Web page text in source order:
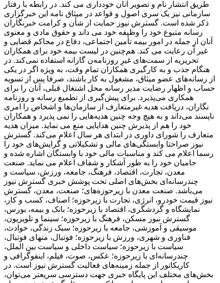
طریق انتشار نام و تصویر آنان خودداری می کند. در رابطه با رفتار
سازمانی نیز یک سری اصول و قواعد در میثاق نامه این خبرگزاری
ذکر شده است. گسترش نیوز حمایت از شأن و کرامت خبرنگاران
رسانه متبوع خود را وظیفه خود می داند و حقوق مادی و معنوی
آنان از جمله در امور بیمه تأمین اجتماعی، دفاع در محاکم قضایی و
غیر آن رعایت می کند. هم‌چنین در لیست بیمه خود برای همکاران
تحریریه از سمت‌های غیرِ روزنامه‌ن گارانه استفاده نمی‌کند. در
هنگام جذب و به کارگیری همکاران تمام وقت، به ‌ویژه اگر در یکی
از رسانه‌های عضو میثاق، مشغول به کار باشند، صرفا پس از تسویه‌
حساب و اظهار رضایت مدیر رسانه محل اشتغال قبلی، آنان را برای
همکاری می‌پذیرد. برای پیش‌گیری از تطمیع رسانه و روزنامه
‌نگاران، دریافت هدیه غیرمتعارف از سازمان‌ها و اشخاص را امری
ناپسند می‌داند و به ‌هیچ ‌وجه چنین هدیه‌هایی را نمی پذیرد و همکاران
خود را هم از پذیرش چنین هدایایی منع می نماید. میزان هدیه
متعارف را شورای داوری در ابتدای هر سال اعلام می‌کند. گسترش
نیوز صراحتا وابستگی‌های مالی و تشکیلاتی و گرایش‌های خود را
رسما اعلام می کند و مناسبات مالی خود با وابستگان اشاره شده و
حامیان خود را به ‌طور آشکار و شفاف اعلام می نماید. صنعت
معدن، تجارت، اقتصاد، فرهنگ، جامعه، ورزش، سیاست و
چندرسانه‌ای بخش‌های اصلی تحت پوشش خبری گسترش نیوز
می‌باشد. صنعت معدن با زیرحوزه‌های؛ صنعت، معدن، گسترش
نیوز قیمت خودرو، انرژی، تجارت با زیرحوزه؛ اصناف، کسب و کار،
نمایشگاه و گردشگری، اقتصاد با زیرحوزه؛ بانک و بیمه، بورس،
گسترش نیوز مسکن، فرهنگ با زیرحوزه؛ سینما و تلویزیون،
موسیقی و آموزشی، جامعه با زیرحوزه؛ سبک زندگی، حوادث،
فناوری و شهری، ورزش با زیرحوزه؛ فوتبال، منهای فوتبال،
سیاست با زیرحوزه؛ سیاست داخلی و سیاست بین الملل،
چندرسانه‌ای با زیرحوزه؛ عکس، صوت، فیلم، اینفوگرافی و
کاریکاتور از جمله زمینه‌های فعالیت گسترش نیوز است. در
بخش‌های مختلف این پایگاه خبری جهت دسترسی سریعتر می‌توان،